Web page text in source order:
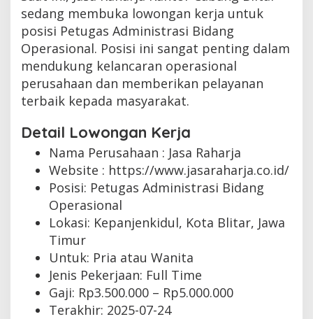
sedang membuka lowongan kerja untuk
posisi Petugas Administrasi Bidang
Operasional. Posisi ini sangat penting dalam
mendukung kelancaran operasional
perusahaan dan memberikan pelayanan
terbaik kepada masyarakat.
Detail Lowongan Kerja
Nama Perusahaan : Jasa Raharja
Website : https://www.jasaraharja.co.id/
Posisi: Petugas Administrasi Bidang
Operasional
Lokasi: Kepanjenkidul, Kota Blitar, Jawa
Timur
Untuk: Pria atau Wanita
Jenis Pekerjaan: Full Time
Gaji: Rp3.500.000 – Rp5.000.000
Terakhir: 2025-07-24